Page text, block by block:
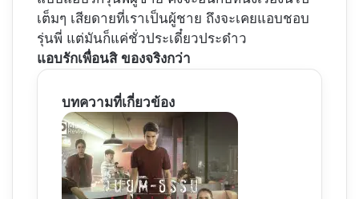
เต็มๆ เสียดายที่เราเป็นผู้ชาย ถึงจะเคยแอบชอบ
รุ่นพี่ แต่มันก็แค่ชั่วประเดี๋ยวประด๋าว
แอบรักเพื่อนสิ ของจริงกว่า
บทความที่เกี่ยวข้อง